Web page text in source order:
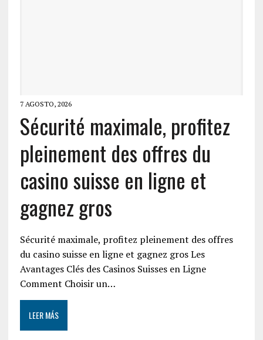
7 AGOSTO, 2026
Sécurité maximale, profitez
pleinement des offres du
casino suisse en ligne et
gagnez gros
Sécurité maximale, profitez pleinement des offres
du casino suisse en ligne et gagnez gros Les
Avantages Clés des Casinos Suisses en Ligne
Comment Choisir un…
LEER MÁS